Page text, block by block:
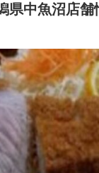
県中魚沼店舗